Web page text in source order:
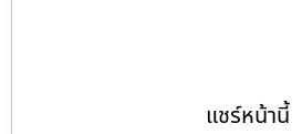
แชร์หน้านี้